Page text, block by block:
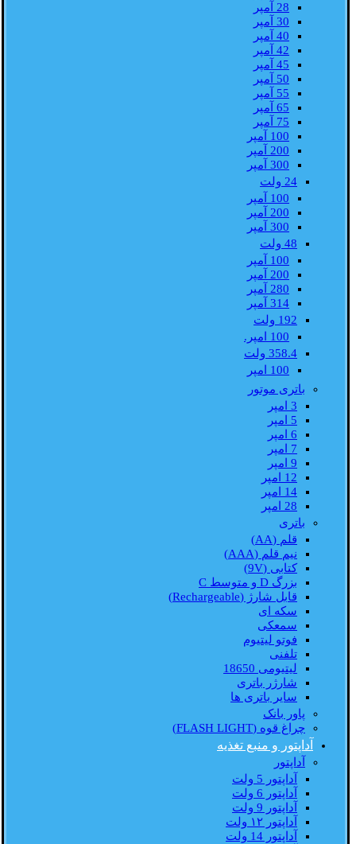
28 آمپر
30 آمپر
40 آمپر
42 آمپر
45 آمپر
50 آمپر
55 آمپر
65 آمپر
75 آمپر
100 آمپر
200 آمپر
300 آمپر
24 ولت
100 آمپر
200 آمپر
300 آمپر
48 ولت
100 آمپر
200 آمپر
280 آمپر
314 آمپر
192 ولت
100 امپر.
358.4 ولت
100 امپر
باتری موتور
3 امپر
5 امپر
6 امپر
7 امپر
9 امپر
12 امپر
14 امپر
28 امپر
باتری
قلم (AA)
نیم قلم (AAA)
کتابی (9V)
بزرگ D و متوسط C
قابل شارژ (Rechargeable)
سکه ای
سمعکی
فوتو لیتیوم
تلفنی
لیتیومی 18650
شارژر باتری
سایر باتری ها
پاور بانک
چراغ قوه (FLASH LIGHT)
آداپتور و منبع تغذیه
آداپتور
آداپتور 5 ولت
آداپتور 6 ولت
آداپتور 9 ولت
آداپتور ۱۲ ولت
آداپتور 14 ولت